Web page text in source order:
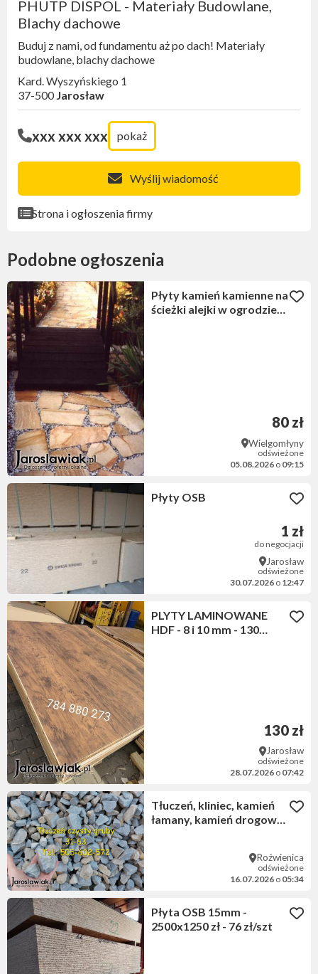
PHUTP DISPOL - Materiały Budowlane,
Blachy dachowe
Buduj z nami, od fundamentu aż po dach! Materiały
budowlane, blachy dachowe
Kard. Wyszyńskiego 1
37-500Jarosław
xxx xxx xxx pokaż
Wyślij wiadomość
Strona i ogłoszenia firmy
Podobne ogłoszenia
Płyty kamień kamienne na
ścieżki alejki w ogrodzie
80 zł
Wielgomłyny
odświeżone
05.08.2026 o 09:15
Płyty OSB
1 zł
do negocjacji
Jarosław
odświeżone
30.07.2026 o 12:47
PLYTY LAMINOWANE
HDF - 8 i 10 mm - 130
130 zł
Jarosław
odświeżone
28.07.2026 o 07:42
Tłuczeń, kliniec, kamień
łamany, kamień drogowy,
Przemyśl, Dubiecko,Roźwienica
odświeżone
16.07.2026 o 05:34
Płyta OSB 15mm -
2500x1250 zł - 76 zł/szt